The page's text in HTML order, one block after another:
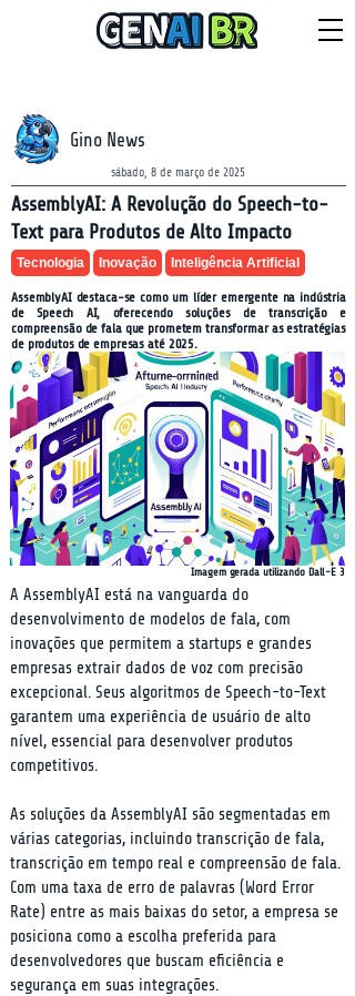
Gino News
sábado, 8 de março de 2025
AssemblyAI: A Revolução do Speech-to-
Text para Produtos de Alto Impacto
Tecnologia Inovação Inteligência Artificial
AssemblyAI destaca-se como um líder emergente na indústria
de Speech AI, oferecendo soluções de transcrição e
compreensão de fala que prometem transformar as estratégias
de produtos de empresas até 2025.
Imagem gerada utilizando Dall-E 3
A AssemblyAI está na vanguarda do
desenvolvimento de modelos de fala, com
inovações que permitem a startups e grandes
empresas extrair dados de voz com precisão
excepcional. Seus algoritmos de Speech-to-Text
garantem uma experiência de usuário de alto
nível, essencial para desenvolver produtos
competitivos.
As soluções da AssemblyAI são segmentadas em
várias categorias, incluindo transcrição de fala,
transcrição em tempo real e compreensão de fala.
Com uma taxa de erro de palavras (Word Error
Rate) entre as mais baixas do setor, a empresa se
posiciona como a escolha preferida para
desenvolvedores que buscam eficiência e
segurança em suas integrações.